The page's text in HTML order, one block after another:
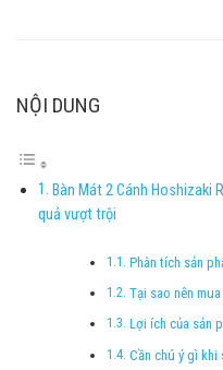
NỘI DUNG
Bàn Mát 2 Cánh Hoshizaki
quả vượt trội
Phân tích sản
Tại sao nên
Lợi ích của sản
Cần chú ý gì khi